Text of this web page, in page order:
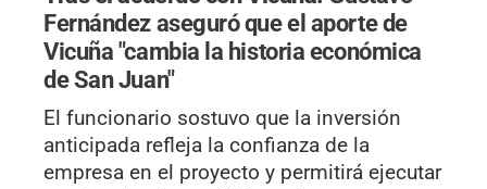
Fernández aseguró que el aporte de
Vicuña "cambia la historia económica
de San Juan"
El funcionario sostuvo que la inversión
anticipada refleja la confianza de la
empresa en el proyecto y permitirá ejecutar